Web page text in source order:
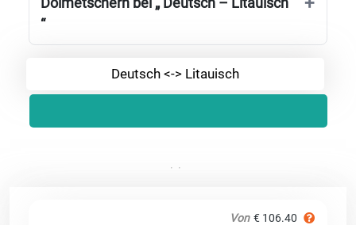
“
Deutsch <-> Litauisch
Von € 106.40